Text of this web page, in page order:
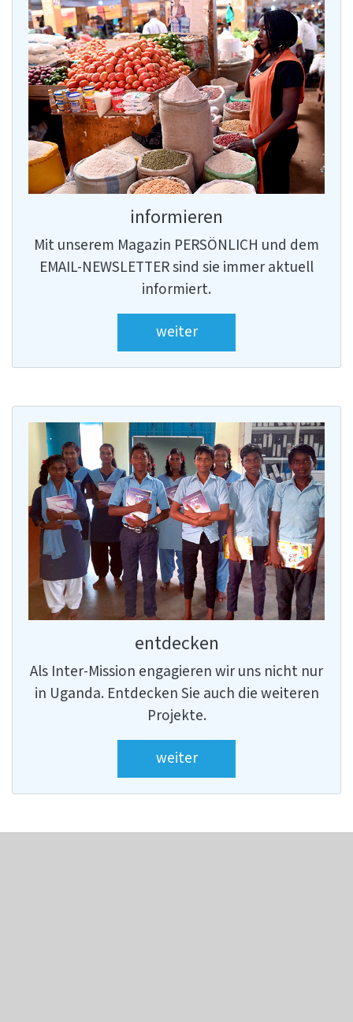
informieren
Mit unserem Magazin PERSÖNLICH und dem
EMAIL-NEWSLETTER sind sie immer aktuell
informiert.
weiter
entdecken
Als Inter-Mission engagieren wir uns nicht nur
in Uganda. Entdecken Sie auch die weiteren
Projekte.
weiter